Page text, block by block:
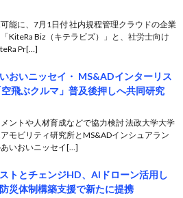
能に、7月1日付 社内規程管理クラウドの企業
KiteRa Biz（キテラビズ）」と、社労士向け
Pr[…]
おいニッセイ・ MS&ADインターリス
飛ぶクルマ」普及後押しへ共同研究
ントや人材育成などで協力検討 法政大学大学
モビリティ研究所とMS&ADインシュアラン
いおいニッセイ[…]
トとチェンジHD、AIドローン活用し
災体制構築支援で新たに提携